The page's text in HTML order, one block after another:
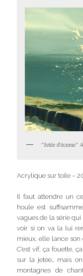
"Jetée d'écume"
Acrylique sur toile –
Il faut attendre un
houle est
vagues de la série
voir si on va la lui
mieux, elle lance
C’est vif, ça fouette,
sur la jetée… mais
montagnes de